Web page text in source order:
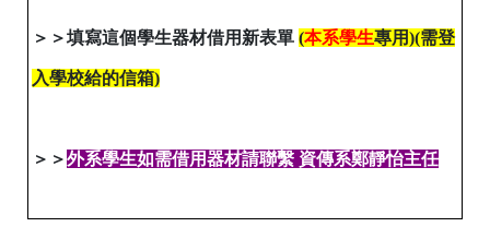
＞ ＞填寫這個學生器材借用新表單 (本系學生專用)(需登
入學校給的信箱)
＞ ＞外系學生如需借用器材請聯繫 資傳系鄭靜怡主任